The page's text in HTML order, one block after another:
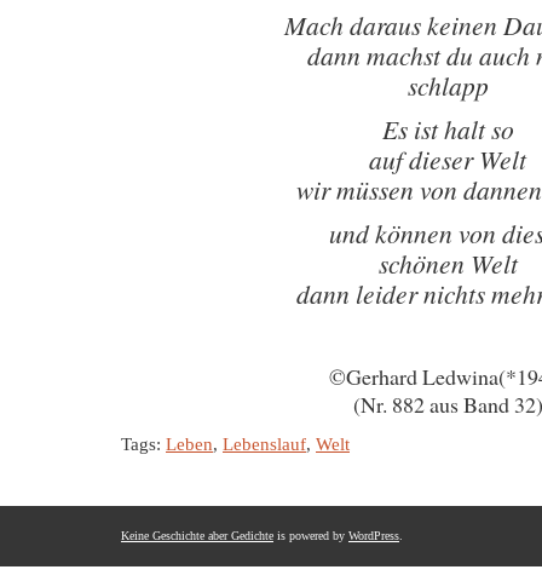
Mach daraus keinen
dann machst du auch
schlapp
Es ist halt so
auf dieser Welt
wir müssen von
und können von
schönen Welt
dann leider nichts
©Gerhard
(Nr. 882 aus Band 32)
Tags: Leben, Lebenslauf, Welt
Keine Geschichte aber Gedichte is powered by WordPress